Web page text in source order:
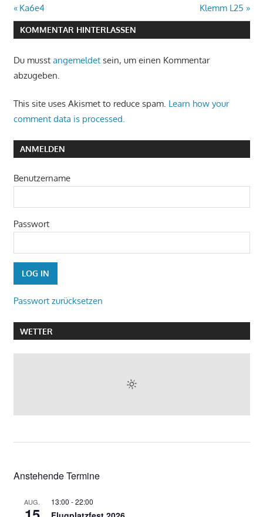
Beitragsnavigation
Vorheriger
Beitrag:
Ka6e4
Nächster
Beitrag:
Klemm L25
KOMMENTAR HINTERLASSEN
Du musst angemeldetsein, um einen Kommentar
abzugeben.
This site uses Akismet to reduce spam. Learn how your
comment data is processed.
ANMELDEN
Benutzername
Passwort
Passwort zurücksetzen
WETTER
Anstehende Termine
AUG. 13:00 -22:00